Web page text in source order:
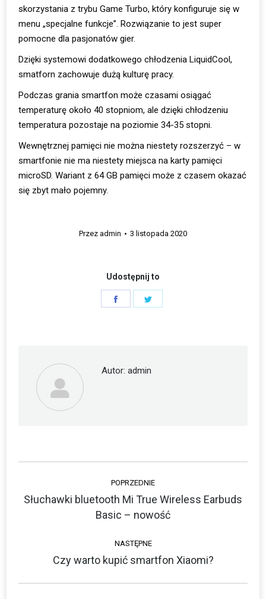
skorzystania z trybu Game Turbo, który konfiguruje się w
menu „specjalne funkcje”. Rozwiązanie to jest super
pomocne dla pasjonatów gier.
Dzięki systemowi dodatkowego chłodzenia LiquidCool,
smatforn zachowuje dużą kulturę pracy.
Podczas grania smartfon może czasami osiągać
temperaturę około 40 stopniom, ale dzięki chłodzeniu
temperatura pozostaje na poziomie 34-35 stopni.
Wewnętrznej pamięci nie można niestety rozszerzyć – w
smartfonie nie ma niestety miejsca na karty pamięci
microSD. Wariant z 64 GB pamięci może z czasem okazać
się zbyt mało pojemny.
Przez admin 3 listopada 2020
Udostępnij to
Autor: admin
Nawigacja
wpisów
POPRZEDNIE
Poprzedni
wpis:
Słuchawki bluetooth Mi True Wireless Earbuds
Basic – nowość
NASTĘPNE
Następny
Czy warto kupić smartfon Xiaomi?